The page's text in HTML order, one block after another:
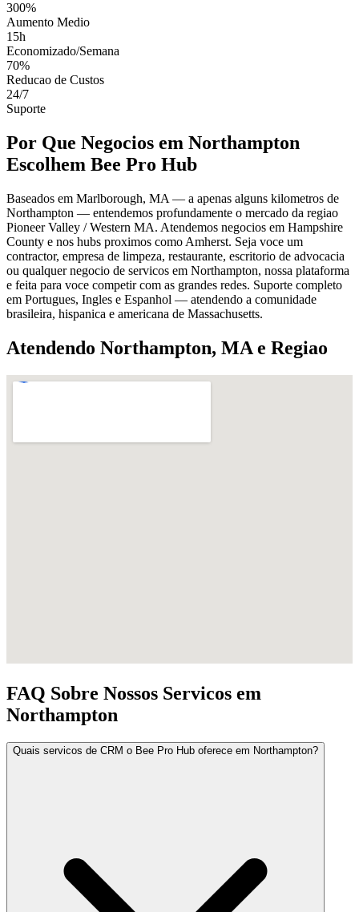
300%
Aumento Medio
15h
Economizado/Semana
70%
Reducao de Custos
24/7
Suporte
Por Que Negocios em Northampton
Escolhem Bee Pro Hub
Baseados em Marlborough, MA — a apenas alguns kilometros de
Northampton — entendemos profundamente o mercado da regiao
Pioneer Valley / Western MA. Atendemos negocios em Hampshire
County e nos hubs proximos como Amherst. Seja voce um
contractor, empresa de limpeza, restaurante, escritorio de advocacia
ou qualquer negocio de servicos em Northampton, nossa plataforma
e feita para voce competir com as grandes redes. Suporte completo
em Portugues, Ingles e Espanhol — atendendo a comunidade
brasileira, hispanica e americana de Massachusetts.
Atendendo Northampton, MA e Regiao
FAQ Sobre Nossos Servicos em
Northampton
Quais servicos de CRM o Bee Pro Hub oferece em Northampton?